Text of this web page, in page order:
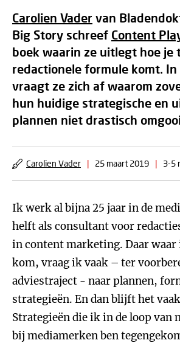
Carolien Vader van
Big Story schreef Content
boek waarin ze uitlegt hoe je
redactionele formule komt.
vraagt ze zich af waarom
hun huidige strategische en
plannen niet drastisch
Carolien Vader | 25 maart 2019 | 3-5
Ik werk al bijna 25 jaar in de
helft als consultant voor
in content marketing. Daar waar
kom, vraag ik vaak – ter
adviestraject - naar plannen,
strategieën. En dan blijft het
Strategieën die ik in de loop van
bij mediamerken ben